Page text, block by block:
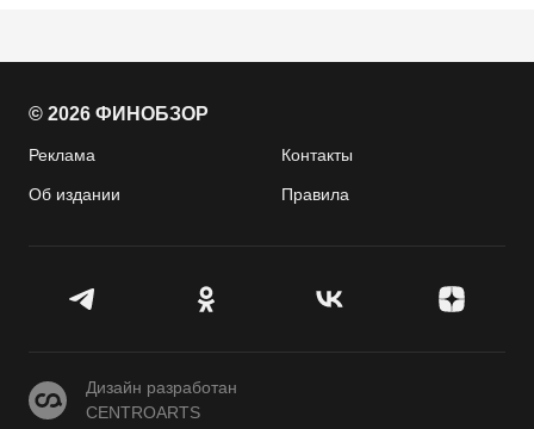
© 2026 ФИНОБЗОР
Реклама Контакты
Об издании Правила
CENTROARTS